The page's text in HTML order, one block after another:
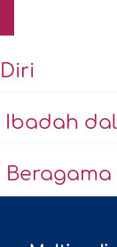
Ibadah